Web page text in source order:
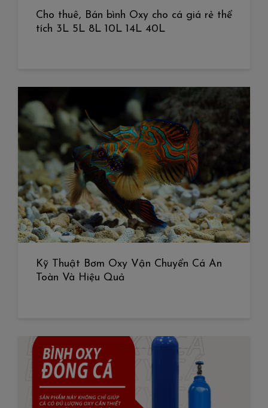
Cho thuê, Bán bình Oxy cho cá giá rẻ thể
tích 3L 5L 8L 10L 14L 40L
Kỹ Thuật Bơm Oxy Vận Chuyển Cá An
Toàn Và Hiệu Quả